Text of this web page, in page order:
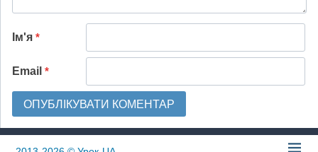
Ім'я *
Email *